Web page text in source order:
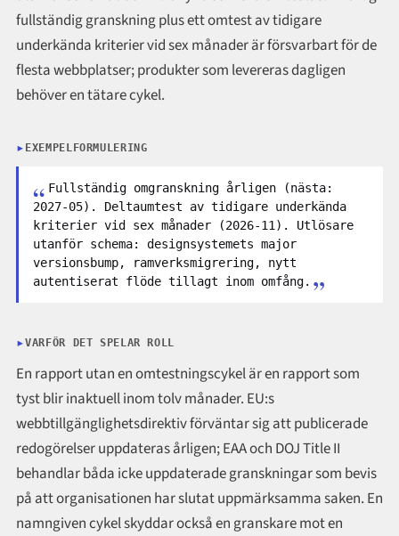
fullständig granskning plus ett omtest av tidigare
underkända kriterier vid sex månader är försvarbart för de
flesta webbplatser; produkter som levereras dagligen
behöver en tätare cykel.
EXEMPELFORMULERING
Fullständig omgranskning årligen (nästa:
2027-05). Deltaumtest av tidigare underkända
kriterier vid sex månader (2026-11). Utlösare
utanför schema: designsystemets major
versionsbump, ramverksmigrering, nytt
autentiserat flöde tillagt inom omfång.
VARFÖR DET SPELAR ROLL
En rapport utan en omtestningscykel är en rapport som
tyst blir inaktuell inom tolv månader. EU:s
webbtillgänglighetsdirektiv förväntar sig att publicerade
redogörelser uppdateras årligen; EAA och DOJ Title II
behandlar båda icke uppdaterade granskningar som bevis
på att organisationen har slutat uppmärksamma saken. En
namngiven cykel skyddar också en granskare mot en